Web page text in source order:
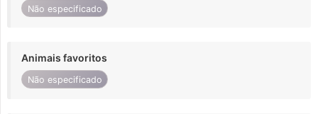
Não especificado
Animais favoritos
Não especificado